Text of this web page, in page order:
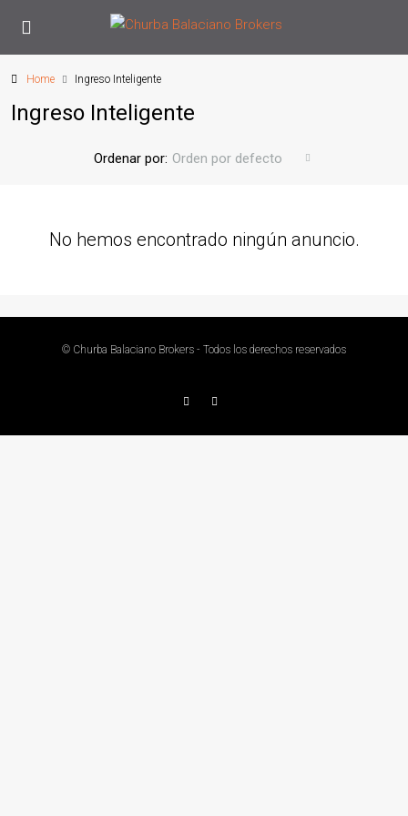
Home Ingreso Inteligente
Ingreso Inteligente
Ordenar por: Orden por defecto
No hemos encontrado ningún anuncio.
© Churba Balaciano Brokers - Todos los derechos reservados